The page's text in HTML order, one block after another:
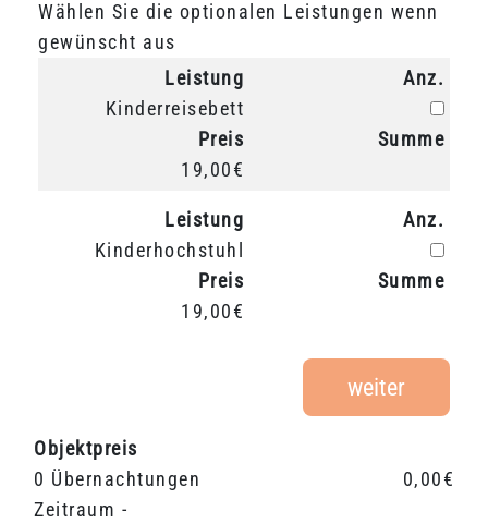
Wählen Sie die optionalen Leistungen wenn
gewünscht aus
Leistung
Kinderreisebett
Anz.
Preis
19,00€
Summe
Leistung
Kinderhochstuhl
Anz.
Preis
19,00€
Summe
weiter
Objektpreis
0 Übernachtungen
0,00€
Zeitraum -